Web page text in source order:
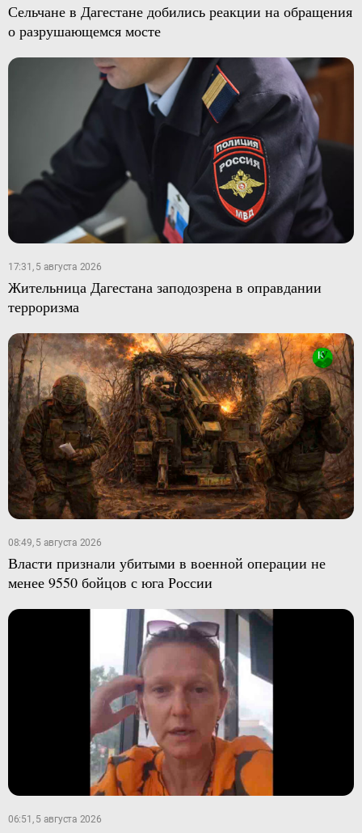
Сельчане в Дагестане добились реакции на обращения
о разрушающемся мосте
17:31, 5 августа 2026
Жительница Дагестана заподозрена в оправдании
терроризма
08:49, 5 августа 2026
Власти признали убитыми в военной операции не
менее 9550 бойцов с юга России
06:51, 5 августа 2026